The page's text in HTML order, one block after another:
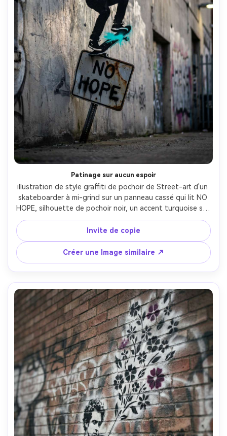
Patinage sur aucun espoir
illustration de style graffiti de pochoir de Street-art d'un
skateboarder à mi-grind sur un panneau cassé qui lit NO
HOPE, silhouette de pochoir noir, un accent turquoise sur
le pont de skateboard, mur en béton grayeux avec des
rayures, gouttes de peinture traînant du panneau,
mouvement diagonal dynamique, humeur rebelle, espace
négatif audacieux au-dessus, objectif 85mm, profondeur
de champ peu profonde, éclairage cinématographique
doux-AR 4:5
Invite de copie
Créer une Image similaire ↗